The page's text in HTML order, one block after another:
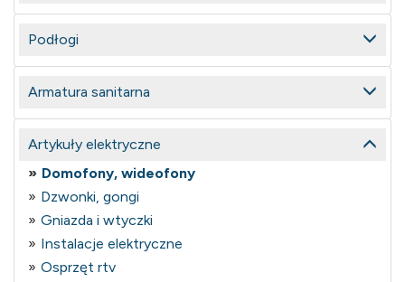
Podłogi
Armatura sanitarna
Artykuły elektryczne
Domofony, wideofony
Dzwonki, gongi
Gniazda i wtyczki
Instalacje elektryczne
Osprzęt rtv